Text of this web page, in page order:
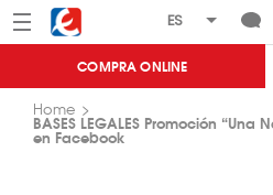
Menú Eroski
COMPRA ONLINE
Home
BASES LEGALES Promoción
en Facebook